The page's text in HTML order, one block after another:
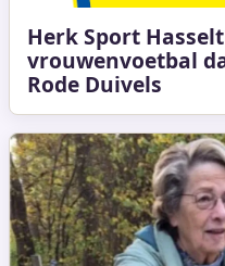
Herk Sport
vrouwenvoetbal
Rode Duivels